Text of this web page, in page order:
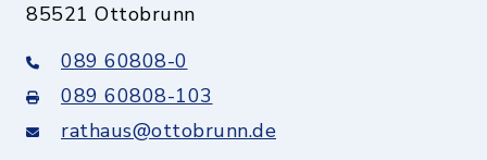
85521 Ottobrunn
089 60808-0
089 60808-103
rathaus@ottobrunn.de